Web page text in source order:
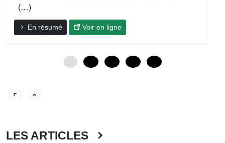
(…)
En résumé Voir en ligne
LES ARTICLES